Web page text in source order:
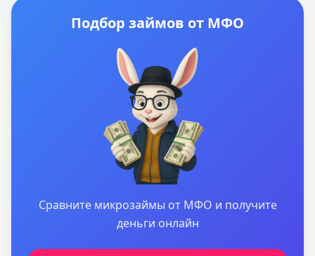
Подбор займов от МФО
Сравните микрозаймы от МФО и получите
деньги онлайн